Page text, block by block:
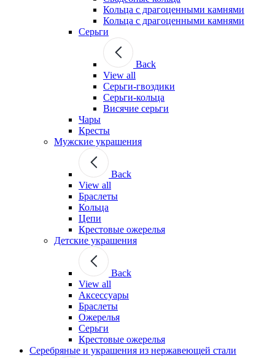
Кольца с драгоценными камнями
Кольца с драгоценными камнями
Серьги
Back
View all
Серьги-гвоздики
Серьги-кольца
Висячие серьги
Чары
Кресты
Мужские украшения
Back
View all
Браслеты
Кольца
Цепи
Крестовые ожерелья
Детские украшения
Back
View all
Аксессуары
Браслеты
Ожерелья
Серьги
Крестовые ожерелья
Серебряные и украшения из нержавеющей стали